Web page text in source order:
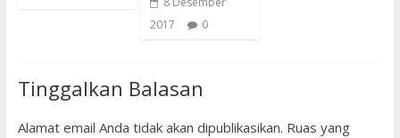
2017
0
Tinggalkan Balasan
Alamat email Anda tidak akan dipublikasikan. Ruas yang